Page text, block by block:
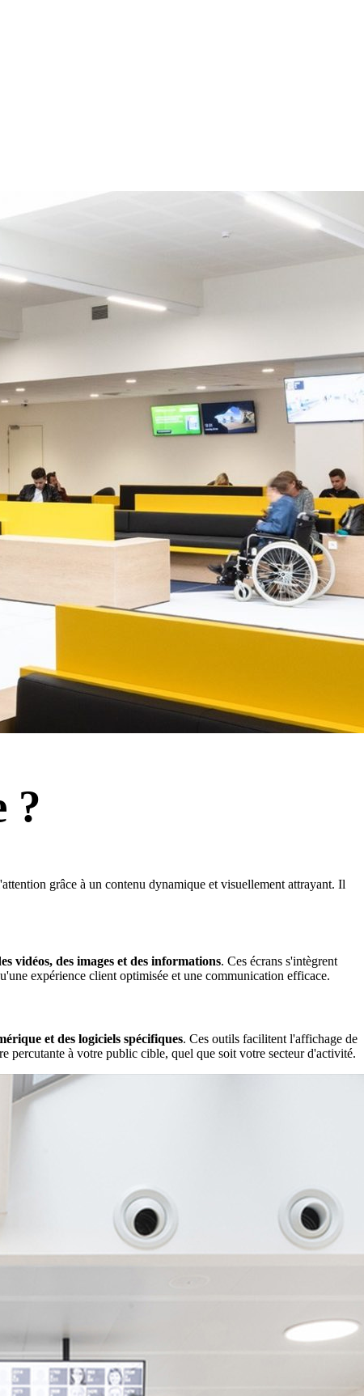
?
grâce à un contenu dynamique et visuellement attrayant. Il
vidéos, des images et des informations. Ces écrans s'intègrent
expérience client optimisée et une communication efficace.
et des logiciels spécifiques. Ces outils facilitent l'affichage de
percutante à votre public cible, quel que soit votre secteur d'activité.